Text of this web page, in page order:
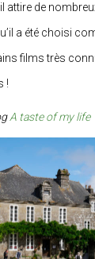
attire de
a été choisi
films très
!
A taste of my life